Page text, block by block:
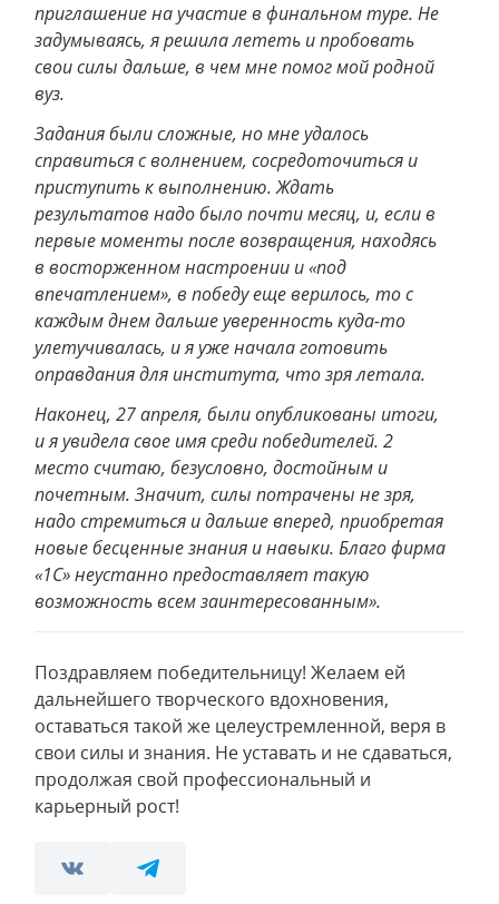
приглашение на участие в финальном туре. Не
задумываясь, я решила лететь и пробовать
свои силы дальше, в чем мне помог мой родной
вуз.
Задания были сложные, но мне удалось
справиться с волнением, сосредоточиться и
приступить к выполнению. Ждать
результатов надо было почти месяц, и, если в
первые моменты после возвращения, находясь
в восторженном настроении и «под
впечатлением», в победу еще верилось, то с
каждым днем дальше уверенность куда-то
улетучивалась, и я уже начала готовить
оправдания для института, что зря летала.
Наконец, 27 апреля, были опубликованы итоги,
и я увидела свое имя среди победителей. 2
место считаю, безусловно, достойным и
почетным. Значит, силы потрачены не зря,
надо стремиться и дальше вперед, приобретая
новые бесценные знания и навыки. Благо фирма
«1С» неустанно предоставляет такую
возможность всем заинтересованным».
Поздравляем победительницу! Желаем ей
дальнейшего творческого вдохновения,
оставаться такой же целеустремленной, веря в
свои силы и знания. Не уставать и не сдаваться,
продолжая свой профессиональный и
карьерный рост!